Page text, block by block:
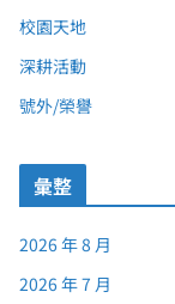
校園天地
深耕活動
號外/榮譽
彙整
2026 年 8 月
2026 年 7 月